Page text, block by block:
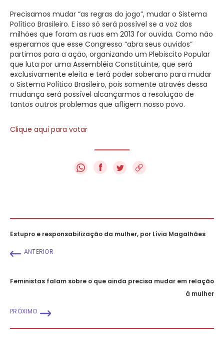
Precisamos mudar “as regras do jogo”, mudar o Sistema
Político Brasileiro. E isso só será possível se a voz dos
milhões que foram as ruas em 2013 for ouvida. Como não
esperamos que esse Congresso “abra seus ouvidos”
partimos para a ação, organizando um Plebiscito Popular
que luta por uma Assembléia Constituinte, que será
exclusivamente eleita e terá poder soberano para mudar
o Sistema Político Brasileiro, pois somente através dessa
mudança será possível alcançarmos a resolução de
tantos outros problemas que afligem nosso povo.
Clique aqui para votar
f
Estupro e responsabilização da mulher, por Lívia Magalhães
ANTERIOR
Feministas falam sobre o que ainda precisa mudar em relação
à mulher
PRÓXIMO